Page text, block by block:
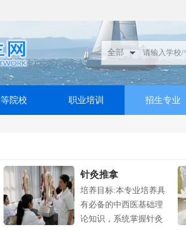
院校 职业培训 招生专业
针灸推拿
培养目标:本专业培养具
有必备的中西医基础理
论知识，系统掌握针灸